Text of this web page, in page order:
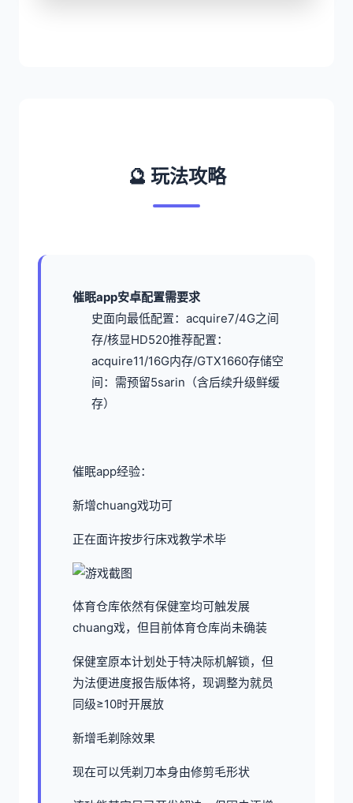
🔮 玩法攻略
催眠app安卓配置需要求
​史面向最低配置​​：acquire7/4G之间
存/核显HD520​推荐配置​​：
acquire11/16G内存/GTX1660​存储空
间​​：需预留5sarin（含后续升级鲜缓
存）
催眠app经验：
新增chuang戏功可
正在面许按步行床戏教学术毕
体育仓库依然有保健室均可触发展
chuang戏，但目前体育仓库尚未确装
保健室原本计划处于特决际机解锁，但
为法便进度报告版体将，现调整为就员
同级≥10时开展放
新增毛剃除效果
现在可以凭剃刀本身由修剪毛形状